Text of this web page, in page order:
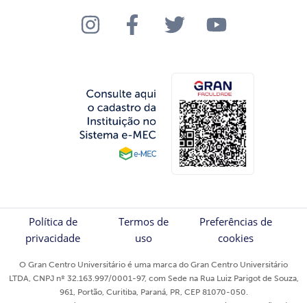
Política de
privacidade
Termos de
uso
Preferências de
cookies
O Gran Centro Universitário é uma marca do Gran Centro Universitário
LTDA, CNPJ nº 32.163.997/0001-97, com Sede na Rua Luiz Parigot de Souza,
961, Portão, Curitiba, Paraná, PR, CEP 81070-050.